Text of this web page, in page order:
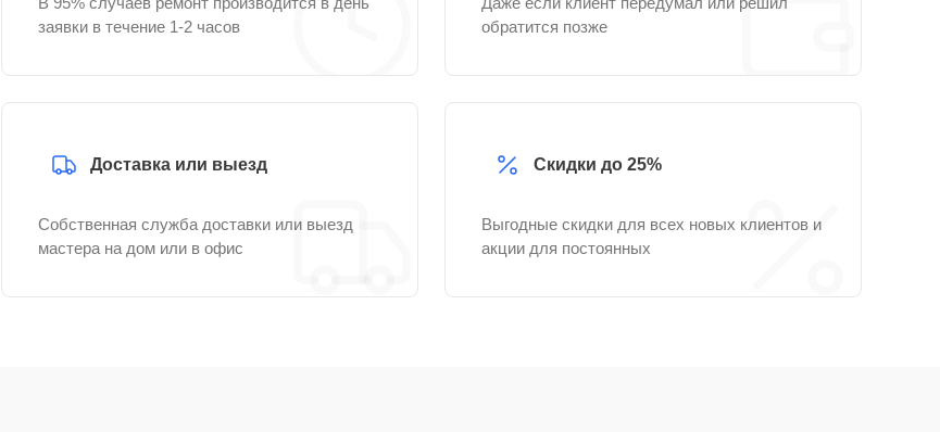
заявки в течение 1-2 часов
обратится позже
Доставка или выезд
Собственная служба доставки или выезд
мастера на дом или в офис
Скидки до 25%
Выгодные скидки для всех новых клиентов и
акции для постоянных